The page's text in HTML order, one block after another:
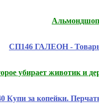
СП146 ГАЛЕОН - Товары
убирает животик и
Купи за копейки.